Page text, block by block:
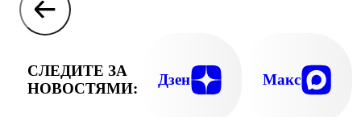
СЛЕДИТЕ ЗА
НОВОСТЯМИ:
Дзен Макс